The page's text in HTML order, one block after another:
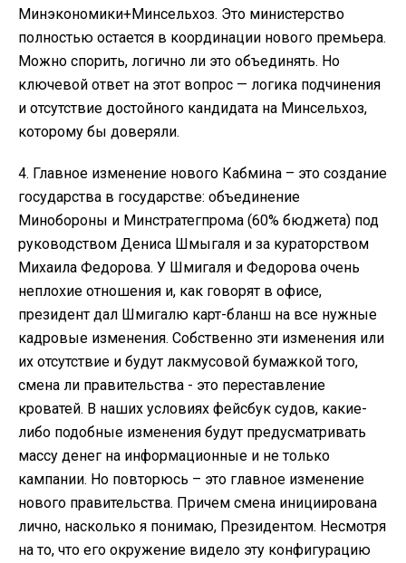
Минэкономики+Минсельхоз. Это министерство
полностью остается в координации нового премьера.
Можно спорить, логично ли это объединять. Но
ключевой ответ на этот вопрос — логика подчинения
и отсутствие достойного кандидата на Минсельхоз,
которому бы доверяли.
4. Главное изменение нового Кабмина – это создание
государства в государстве: объединение
Минобороны и Минстратегпрома (60% бюджета) под
руководством Дениса Шмыгаля и за кураторством
Михаила Федорова. У Шмигаля и Федорова очень
неплохие отношения и, как говорят в офисе,
президент дал Шмигалю карт-бланш на все нужные
кадровые изменения. Собственно эти изменения или
их отсутствие и будут лакмусовой бумажкой того,
смена ли правительства - это переставление
кроватей. В наших условиях фейсбук судов, какие-
либо подобные изменения будут предусматривать
массу денег на информационные и не только
кампании. Но повторюсь – это главное изменение
нового правительства. Причем смена инициирована
лично, насколько я понимаю, Президентом. Несмотря
на то, что его окружение видело эту конфигурацию